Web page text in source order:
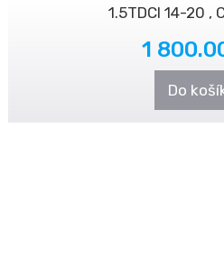
1.5TDCI 14-20 ,
1
Do